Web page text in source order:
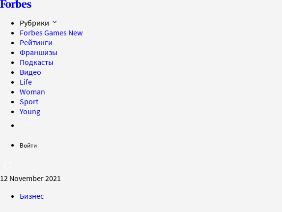
Рубрики
Forbes Games New
Рейтинги
Франшизы
Подкасты
Видео
Life
Woman
Sport
Young
Войти
12 November 2021
Бизнес